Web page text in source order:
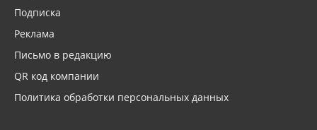
Подписка
Реклама
Письмо в редакцию
QR код компании
Политика обработки персональных данных